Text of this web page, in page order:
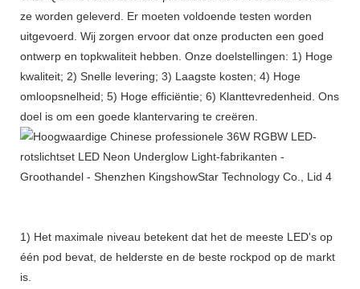
ze worden geleverd. Er moeten voldoende testen worden
uitgevoerd. Wij zorgen ervoor dat onze producten een goed
ontwerp en topkwaliteit hebben. Onze doelstellingen: 1) Hoge
kwaliteit; 2) Snelle levering; 3) Laagste kosten; 4) Hoge
omloopsnelheid; 5) Hoge efficiëntie; 6) Klanttevredenheid. Ons
doel is om een ​​goede klantervaring te creëren.
1) Het maximale niveau betekent dat het de meeste LED's op
één pod bevat, de helderste en de beste rockpod op de markt
is.